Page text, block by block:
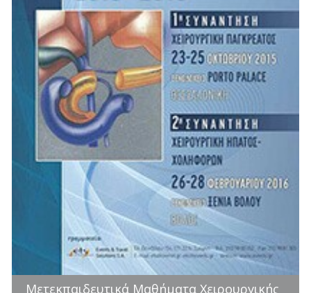
Μετεκπαιδευτικά Μαθήματα Χειρουργικής